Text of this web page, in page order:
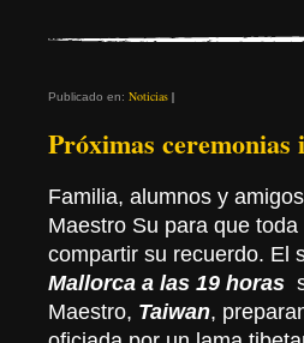
Publicado en: Noticias |
Próximas
Familia, alumnos y
Maestro Su para que
compartir su recuerdo. El
Mallorca a las 19 horas
Maestro, Taiwan,